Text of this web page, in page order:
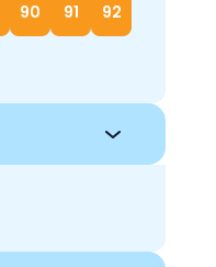
90 91 92